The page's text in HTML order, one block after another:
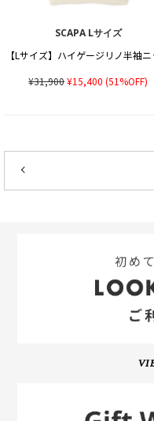
SCAPA Lサイズ
【Lサイズ】ハイゲージリノ半袖ニ
¥31,900¥15,400 (51%OFF)